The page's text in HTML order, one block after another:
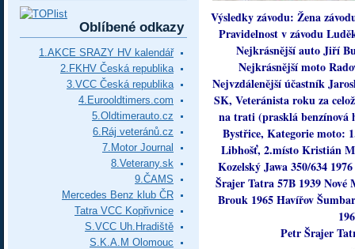
Výsledky závodu: Žena
Pravidelnost v závodu
Nejkrásnější auto Jiří
Nejkrásnější moto
Nejvzdálenější účastník
SK, Veteránista roku za
na trati (prasklá benzínová
Bystřice, Kategorie moto:
Libhošť, 2.místo Kristián
Kozelský Jawa 350/634
Šrajer Tatra 57B 1939
Brouk 1965 Havířov
Petr Šrajer
Oblíbené odkazy
1.AKCE SRAZY HV kalendář
2.FKHV Česká republika
3.VCC Česká republika
4.Eurooldtimers.com
5.Oldtimerauto.cz
6.Ráj veteránů.cz
7.Motor Journal
8.Veterany.sk
9.ČAMS
Mercedes Benz klub ČR
Tatra VCC Kopřivnice
S.VCC Uh.Hradiště
S.K.A.M Olomouc